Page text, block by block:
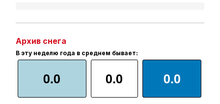
Архив снега
В эту неделю года в среднем бывает:
0.0 0.0 0.0